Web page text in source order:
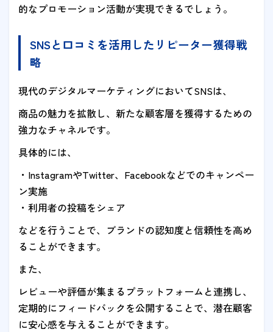
的なプロモーション活動が実現できるでしょう。
SNSと口コミを活用したリピーター獲得戦
略
現代のデジタルマーケティングにおいてSNSは、
商品の魅力を拡散し、新たな顧客層を獲得するための
強力なチャネルです。
具体的には、
・InstagramやTwitter、Facebookなどでのキャンペー
ン実施
・利用者の投稿をシェア
などを行うことで、ブランドの認知度と信頼性を高め
ることができます。
また、
レビューや評価が集まるプラットフォームと連携し、
定期的にフィードバックを公開することで、潜在顧客
に安心感を与えることができます。